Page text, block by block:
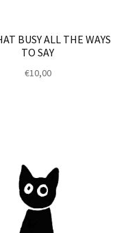
BUSY ALL THE WAYS
TO SAY
€10,00